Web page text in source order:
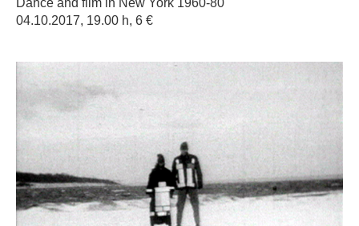
Dance and film in New York 1960-80
04.10.2017, 19.00 h, 6 €